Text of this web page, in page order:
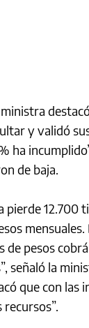
y validó
ha
de baja.
pierde 12.700
de pesos
señaló la
que con las
recursos”.